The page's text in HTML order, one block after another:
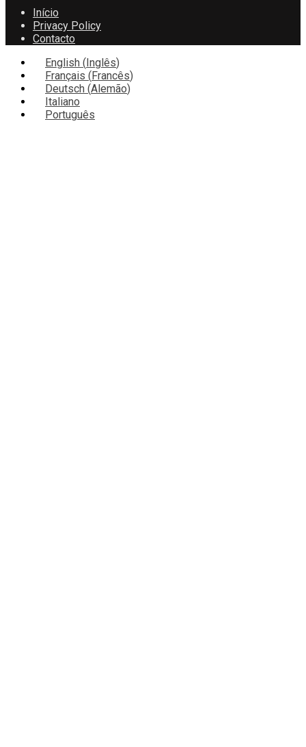
Início
Privacy Policy
Contacto
English ( Inglês)
Français ( Francês)
Deutsch (Alemão)
Italiano
Português